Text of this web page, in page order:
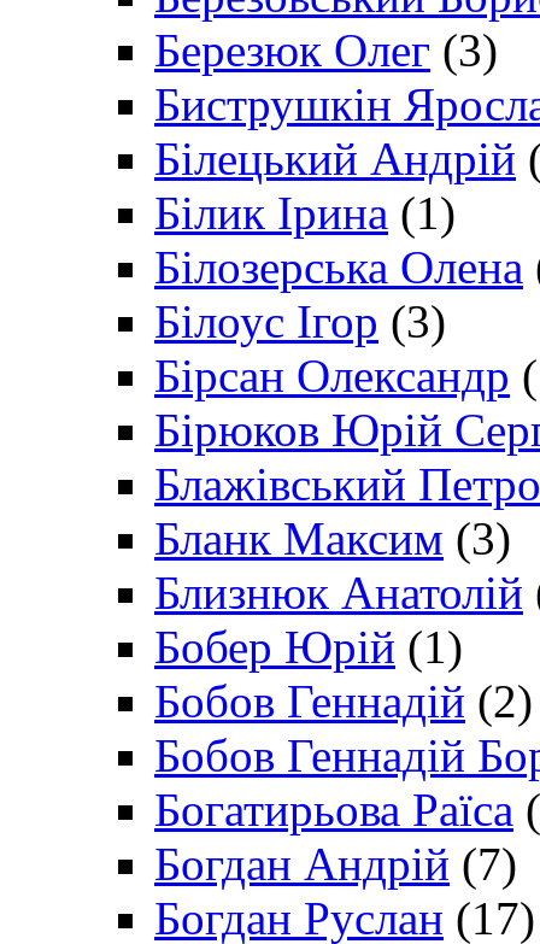
Березюк Олег (3)
Биструшкін
Білецький Андрій
Білик Ірина (1)
Білозерська Олена
Білоус Ігор (3)
Бірсан Олександр
Бірюков Юрій
Блажівський Петро
Бланк Максим (3)
Близнюк Анатолій
Бобер Юрій (1)
Бобов Геннадій (2)
Бобов Геннадій
Богатирьова Раїса
Богдан Андрій (7)
Богдан Руслан (17)